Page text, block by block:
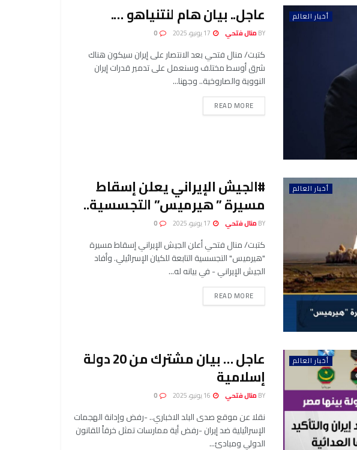
أخبار العالم عاجل.. بيان هام لنتنياهو ….
BYمنال فتحي
كتبت/ منال فتحي بعد الانتصار على إيران سيكون هناك
شرق أوسط مختلف وسنعمل على تدمير قدرات إيران
النووية والصاروخية.. وجهنا...
READ MORE
أخبار العالم #الجيش الإيراني يعلن إسقاط
مسیرة ” هیرمیس” التجسسیة..
BYمنال فتحي
كتبت/ منال فتحي أعلن الجيش الإيراني إسقاط مسیرة
"هیرمیس" التجسسیة التابعة للكيان الإسرائيلي. وأفاد
الجيش الإیراني - في بيانه له...
READ MORE
أخبار العالم عاجل … بيان مشترك من 20 دولة
إسلامية
BYمنال فتحي
نقلا عن موقع صدى البلد الاخباري.. -رفض وإدانة الهجمات
الإسرائيلية ضد إيران -رفض أية ممارسات تمثل خرقاً للقانون
الدولي ومبادئ...